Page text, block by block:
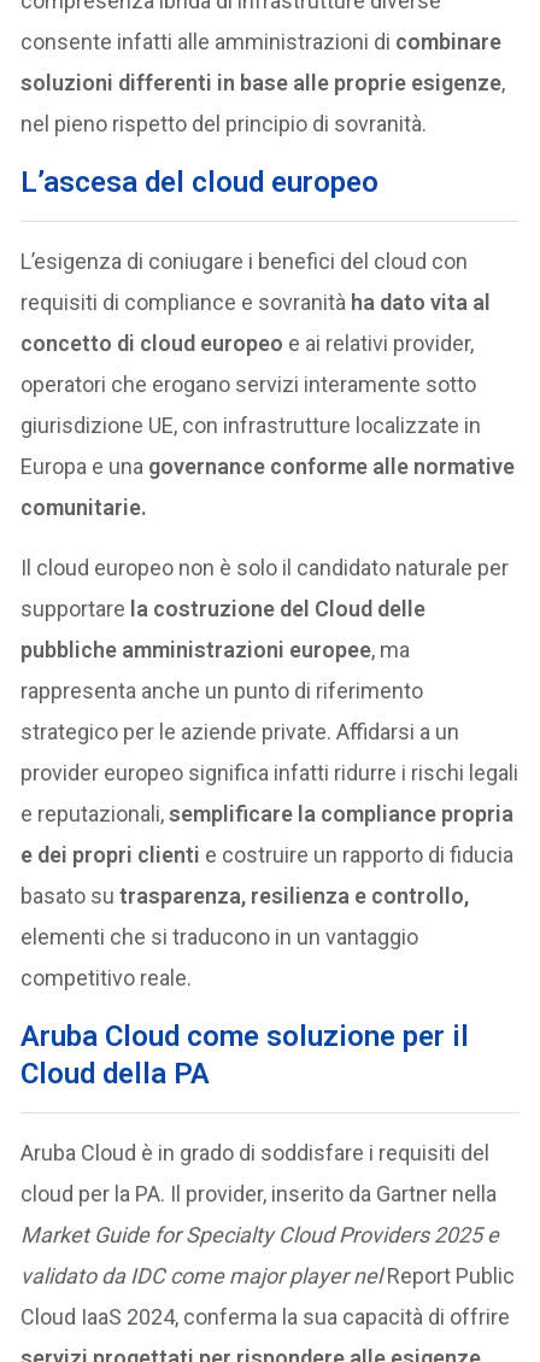
consente infatti alle amministrazioni di combinare
soluzioni differenti in base alle proprie esigenze,
nel pieno rispetto del principio di sovranità.
L’ascesa del cloud europeo
L’esigenza di coniugare i benefici del cloud con
requisiti di compliance e sovranità ha dato vita al
concetto di cloud europeo e ai relativi provider,
operatori che erogano servizi interamente sotto
giurisdizione UE, con infrastrutture localizzate in
Europa e una governance conforme alle normative
comunitarie.
Il cloud europeo non è solo il candidato naturale per
supportare la costruzione del Cloud delle
pubbliche amministrazioni europee, ma
rappresenta anche un punto di riferimento
strategico per le aziende private. Affidarsi a un
provider europeo significa infatti ridurre i rischi legali
e reputazionali,semplificare la compliance propria
e dei propri clienti e costruire un rapporto di fiducia
basato sutrasparenza, resilienza e controllo,
elementi che si traducono in un vantaggio
competitivo reale.
Aruba Cloud come soluzione per il
Cloud della PA
Aruba Cloud è in grado di soddisfare i requisiti del
cloud per la PA. Il provider, inserito da Gartner nella
Market Guide for Specialty Cloud Providers 2025 e
validato da IDC come major player nelReport Public
Cloud IaaS 2024, conferma la sua capacità di offrire